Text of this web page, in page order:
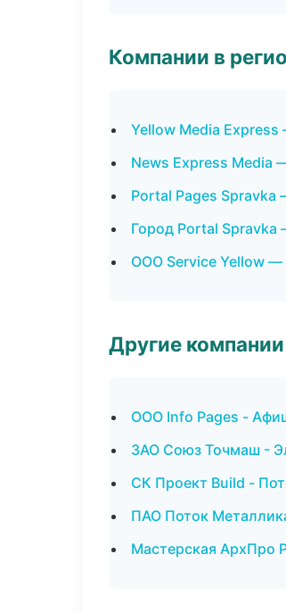
Компании в
Yellow Media Express
News Express Media
Portal Pages
Город Portal
ООО Service Yellow —
Другие компании
ООО Info Pages -
ЗАО Союз Точмаш -
СК Проект Build -
ПАО Поток
Мастерская АрхПро